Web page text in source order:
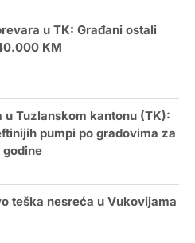
u TK: Građani ostali
KM
u Tuzlanskom kantonu (TK):
pumpi po gradovima za
teška nesreća u Vukovijama